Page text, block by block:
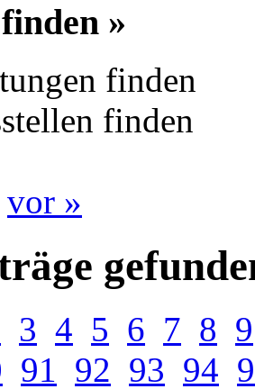
»
finden
finden
vor »
3 4 5 6 7 8 9
91 92 93 94